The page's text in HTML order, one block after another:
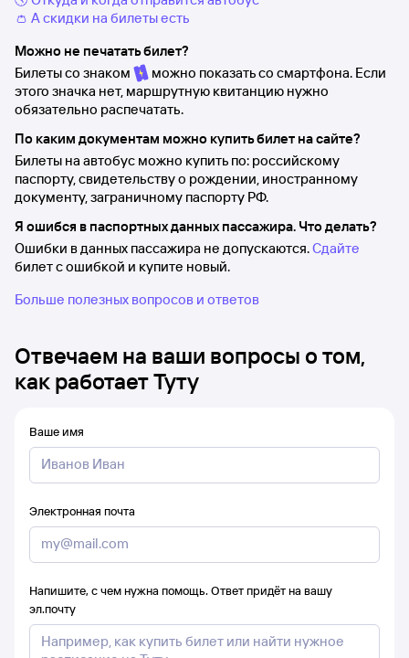
👛 А скидки на билеты есть
Можно не печатать билет?
Билеты со знаком
можно показать со смартфона. Если
этого значка нет, маршрутную квитанцию нужно
обязательно распечатать.
По каким документам можно купить билет на сайте?
Билеты на автобус можно купить по: российскому
паспорту, свидетельству о рождении, иностранному
документу, заграничному паспорту РФ.
Я ошибся в паспортных данных пассажира. Что делать?
Ошибки в данных пассажира не допускаются.Сдайте
билет с ошибкой и купите новый.
Больше полезных вопросов и ответов
Отвечаем на ваши вопросы о том,
как работает Туту
Ваше имя
Электронная почта
Напишите, с чем нужна помощь. Ответ придёт на вашу
эл.почту